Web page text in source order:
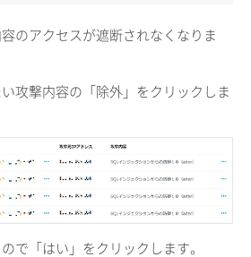
のアクセスが遮断されなくなりま
攻撃内容の「除外」をクリックしま
で「はい」をクリックします。